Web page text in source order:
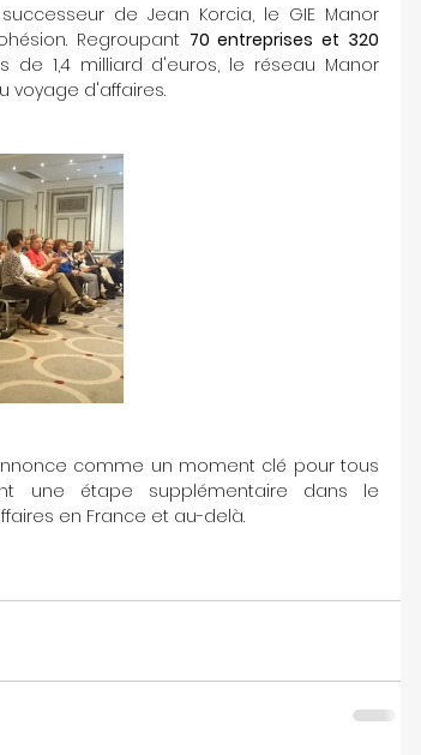
de Jean Korcia, le GIE Manor
Regroupant 70 entreprises et 320
de 1,4 milliard d'euros, le réseau Manor
voyage d'affaires.
comme un moment clé pour tous
une étape supplémentaire dans le
en France et au-delà.